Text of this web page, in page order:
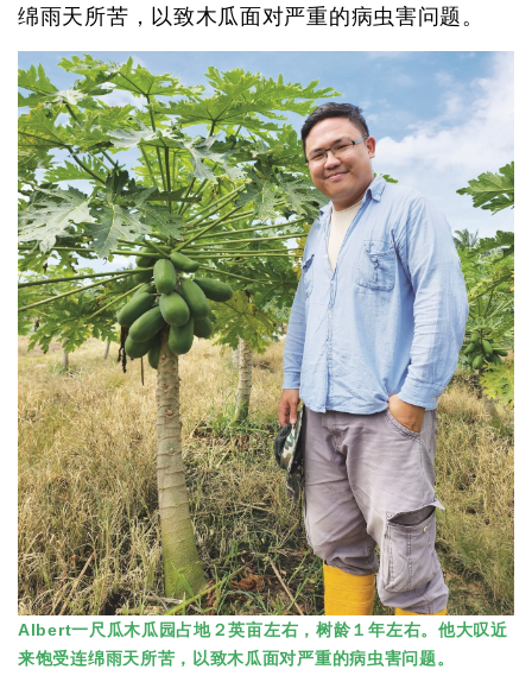
绵雨天所苦，以致木瓜面对严重的病虫害问题。
Albert一尺瓜木瓜园占地２英亩左右，树龄１年左右。他大叹近
来饱受连绵雨天所苦，以致木瓜面对严重的病虫害问题。